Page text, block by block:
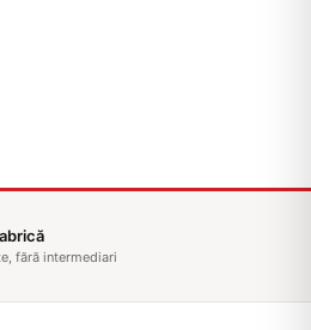
fără intermediari